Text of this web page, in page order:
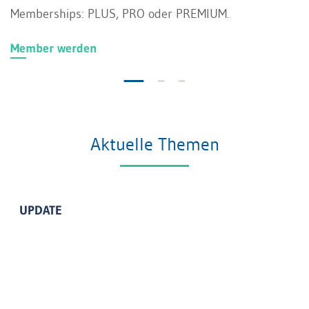
Memberships: PLUS, PRO oder PREMIUM.
Member werden
Aktuelle Themen
UPDATE